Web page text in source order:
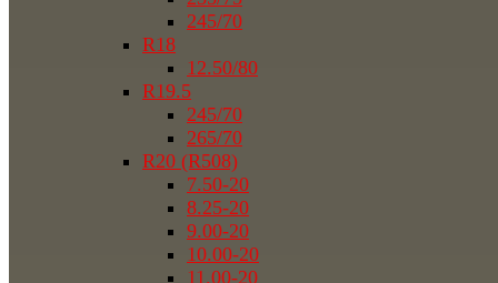
245/70
R18
12.50/80
R19.5
245/70
265/70
R20 (R508)
7.50-20
8.25-20
9.00-20
10.00-20
11.00-20